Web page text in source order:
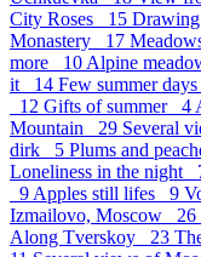
City Roses 15
Monastery 17
more 10 Alpine
it 14 Few summer
12 Gifts of summer 4
Mountain 29 Several
dirk 5 Plums and
Loneliness in the night
9 Apples still lifes 9
Izmailovo, Moscow 26
Along Tverskoy 23